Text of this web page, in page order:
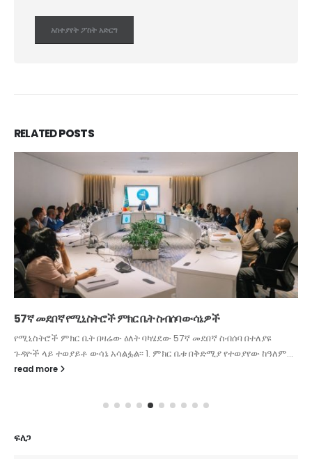
RELATEDPOSTS
57ኛ መደበኛ የሚኒስትሮች ምክር ቤት ስብሰባ ውሳኔዎች
የሚኒስትሮች ምክር ቤት በዛሬው ዕለት ባካሄደው 57ኛ መደበኛ ስብሰባ በተለያዩ
ጉዳዮች ላይ ተወያይቶ ውሳኔ አሳልፏል፡፡ 1. ምክር ቤቱ በቅድሚያ የተወያየው ከዓለም...
read more
ፍለጋ